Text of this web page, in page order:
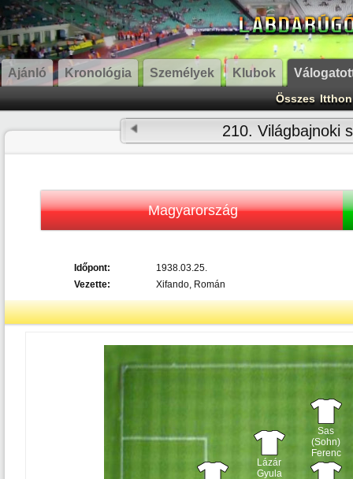
Ajánló Kronológia Személyek Klubok
Összes Itthon
210. Világbajnoki
Magyarország
Időpont:
1938.03.25.
Vezette:
Xifando, Román
Lázár
Gyula
Sas
(Sohn)
Ferenc